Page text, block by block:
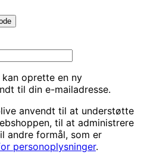
oprette en ny
til din e-mailadresse.
anvendt til at understøtte
til at administrere
andre formål, som er
personoplysninger.